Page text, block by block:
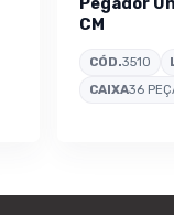
CM
CÓD.3510
CAIXA36